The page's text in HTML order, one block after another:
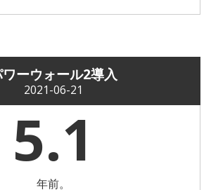
ーウォール2導入
2021-06-21
5.1
年前。